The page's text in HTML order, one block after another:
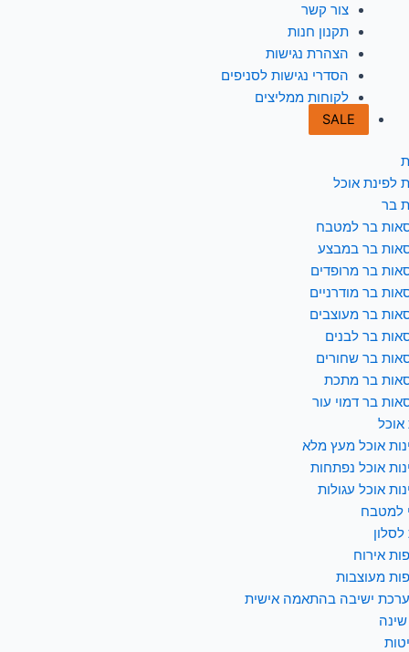
צור קשר
תקנון חנות
הצהרת נגישות
הסדרי נגישות לסניפים
לקוחות ממליצים
SALE
לפינת אוכל
בר
בר למטבח
בר במבצע
בר מרופדים
בר מודרניים
בר מעוצבים
בר לבנים
בר שחורים
בר מתכת
בר דמוי עור
אוכל
אוכל מעץ מלא
אוכל נפתחות
אוכל עגולות
למטבח
אירוח
מעוצבות
ישיבה בהתאמה אישית